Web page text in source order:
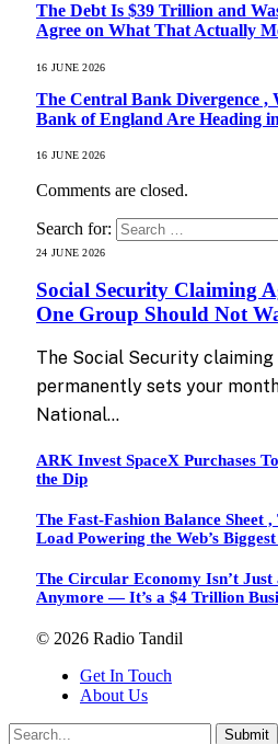
The Debt Is $39 Trillion and
Agree on What That Actually
16 JUNE 2026
The Central Bank Divergence ,
Bank of England Are Heading
16 JUNE 2026
Comments are closed.
Search for:
24 JUNE 2026
Social Security Claiming
One Group Should Not
The Social Security claiming
permanently sets your
National…
ARK Invest SpaceX Purchases
the Dip
The Fast-Fashion Balance Sheet
Load Powering the Web’s
The Circular Economy Isn’t
Anymore — It’s a $4 Trillion
© 2026 Radio Tandil
Get In Touch
About Us
Submit